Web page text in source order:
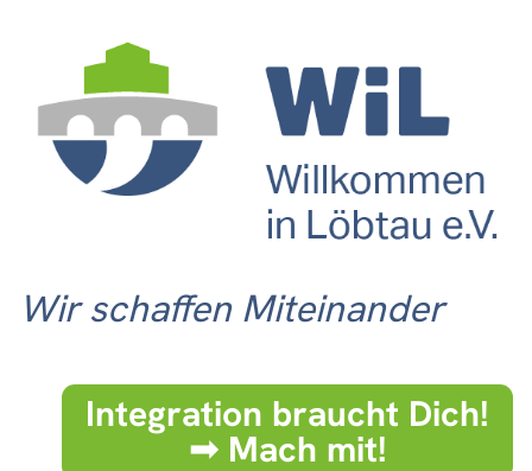
Wir schaffen Miteinander
Integration braucht Dich!
➟ Mach mit!